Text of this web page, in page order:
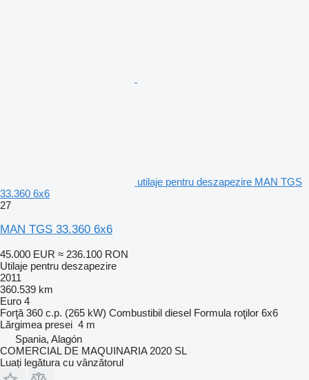
utilaje pentru deszapezire MAN TGS
33.360 6x6
27
MAN TGS 33.360 6x6
45.000 EUR ≈ 236.100 RON
Utilaje pentru deszapezire
2011
360.539 km
Euro 4
Forţă 360 c.p. (265 kW) Combustibil diesel Formula roţilor 6x6
Lărgimea presei 4 m
Spania, Alagón
COMERCIAL DE MAQUINARIA 2020 SL
Luați legătura cu vânzătorul